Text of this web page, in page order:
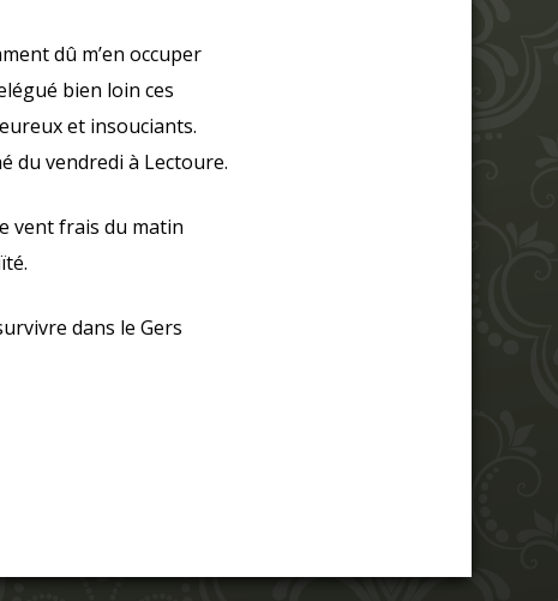
dû m’en occuper
bien loin ces
et insouciants.
du vendredi à Lectoure.
vent frais du matin
dans le Gers